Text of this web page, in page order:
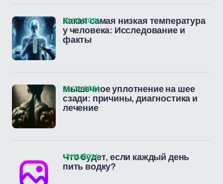
Какая самая низкая температура
у человека: Исследование и
факты
24/12/2024
Мышечное уплотнение на шее
сзади: причины, диагностика и
лечение
24/12/2024
Что будет, если каждый день
пить водку?
13/12/2024